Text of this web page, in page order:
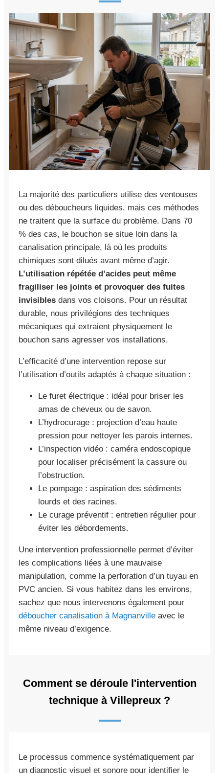
La majorité des particuliers utilise des ventouses
ou des déboucheurs liquides, mais ces méthodes
ne traitent que la surface du problème. Dans 70
% des cas, le bouchon se situe loin dans la
canalisation principale, là où les produits
chimiques sont dilués avant même d’agir.
L’utilisation répétée d’acides peut même
fragiliser les joints et provoquer des fuites
invisibles dans vos cloisons. Pour un résultat
durable, nous privilégions des techniques
mécaniques qui extraient physiquement le
bouchon sans agresser vos installations.
L’efficacité d’une intervention repose sur
l’utilisation d’outils adaptés à chaque situation :
Le furet électrique : idéal pour briser les
amas de cheveux ou de savon.
L’hydrocurage : projection d’eau haute
pression pour nettoyer les parois internes.
L’inspection vidéo : caméra endoscopique
pour localiser précisément la cassure ou
l’obstruction.
Le pompage : aspiration des sédiments
lourds et des racines.
Le curage préventif : entretien régulier pour
éviter les débordements.
Une intervention professionnelle permet d’éviter
les complications liées à une mauvaise
manipulation, comme la perforation d’un tuyau en
PVC ancien. Si vous habitez dans les environs,
sachez que nous intervenons également pour
déboucher canalisation à Magnanville avec le
même niveau d’exigence.
Comment se déroule l'intervention
technique à Villepreux ?
Le processus commence systématiquement par
un diagnostic visuel et sonore pour identifier le